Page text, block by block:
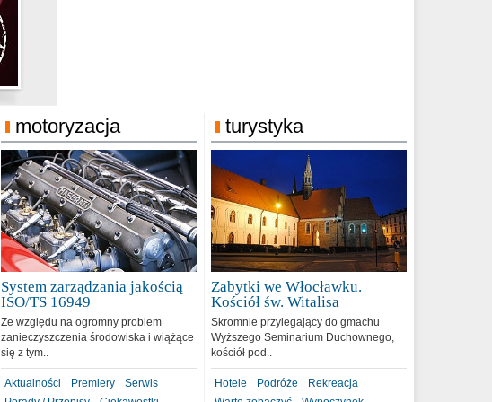
motoryzacja
System zarządzania jakością
ISO/TS 16949
Ze względu na ogromny problem
zanieczyszczenia środowiska i wiążące
się z tym..
Aktualności Premiery
Serwis
turystyka
Zabytki we Włocławku.
Kościół św. Witalisa
Skromnie przylegający do gmachu
Wyższego Seminarium Duchownego,
kościół pod..
Hotele Podróże
Rekreacja